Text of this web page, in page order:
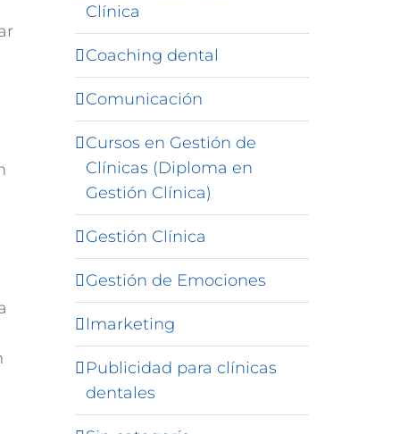
Clínica
Coaching dental
Comunicación
Cursos en Gestión de
Clínicas (Diploma en
Gestión Clínica)
Gestión Clínica
Gestión de Emociones
lmarketing
Publicidad para clínicas
dentales